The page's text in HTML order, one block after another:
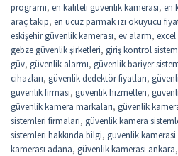
programı, en kaliteli güvenlik kamerası, en
araç takip, en ucuz parmak izi okuyucu
eskişehir güvenlik kamerası, ev alarm,
gebze güvenlik şirketleri, giriş kontrol
güv, güvenlik alarmı, güvenlik bariyer
cihazları, güvenlik dedektör fiyatları,
güvenlik firması, güvenlik hizmetleri,
güvenlik kamera markaları, güvenlik
sistemleri firmaları, güvenlik kamera
sistemleri hakkında bilgi, guvenlik kamerasi
kamerası adana, güvenlik kamerası ankara,